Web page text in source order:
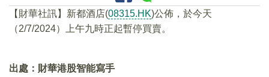
【財華社訊】新都酒店(08315.HK)公佈，於今天
（2/7/2024）上午九時正起暫停買賣。
出處：財華港股智能寫手